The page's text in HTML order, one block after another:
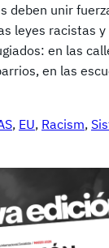
deben unir
leyes racistas
en las
en las
, EU, Racism,